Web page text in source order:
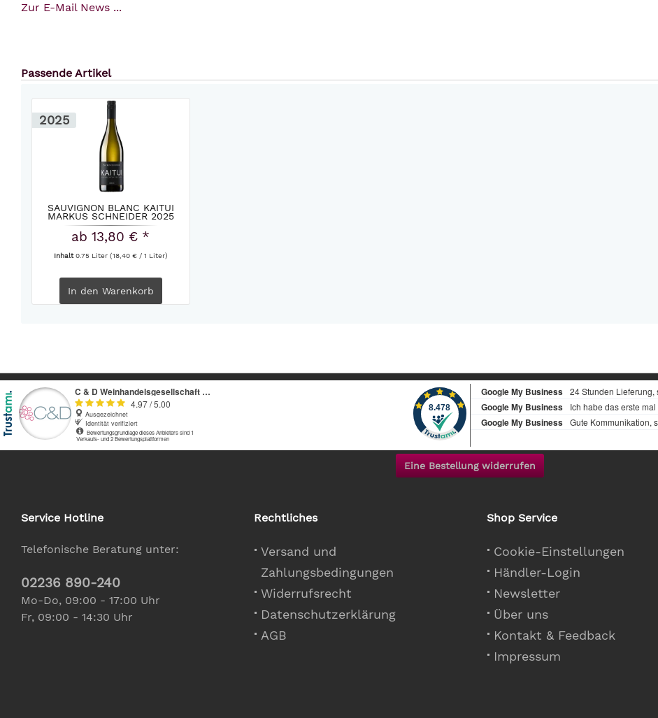
Zur E-Mail News ...
Passende Artikel
2025
SAUVIGNON BLANC KAITUI
MARKUS SCHNEIDER 2025
ab 13,80 € *
Inhalt0.75 Liter (18,40 € / 1 Liter)
In den Warenkorb
Eine Bestellung widerrufen
Service Hotline
Telefonische Beratung unter:
02236 890-240
Mo-Do, 09:00 - 17:00 Uhr
Fr, 09:00 - 14:30 Uhr
Rechtliches
Versand und
Zahlungsbedingungen
Widerrufsrecht
Datenschutzerklärung
AGB
Shop Service
Cookie-Einstellungen
Händler-Login
Newsletter
Über uns
Kontakt & Feedback
Impressum